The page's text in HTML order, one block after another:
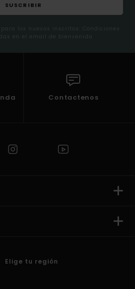
SUSCRIBIR
los nuevos inscritos. Condiciones
en el email de bienvenida
Contactenos
Elige tu región